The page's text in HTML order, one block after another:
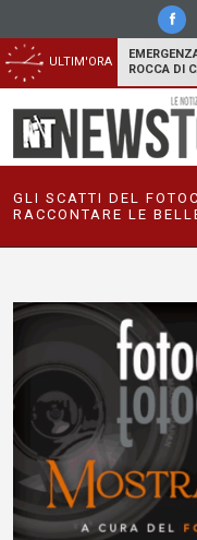
ULTIM'ORA
ROCCA DI
GLI SCATTI DEL
RACCONTARE LE